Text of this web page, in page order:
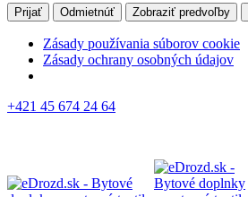
Prijať Odmietnúť Zobraziť predvoľby
Zásady používania súborov cookie
Zásady ochrany osobných údajov
+421 45 674 24 64